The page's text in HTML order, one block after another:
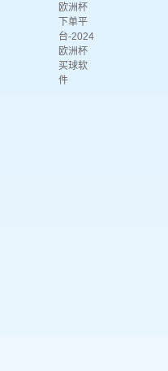
欧洲杯
下单平
台-2024
欧洲杯
买球软
件